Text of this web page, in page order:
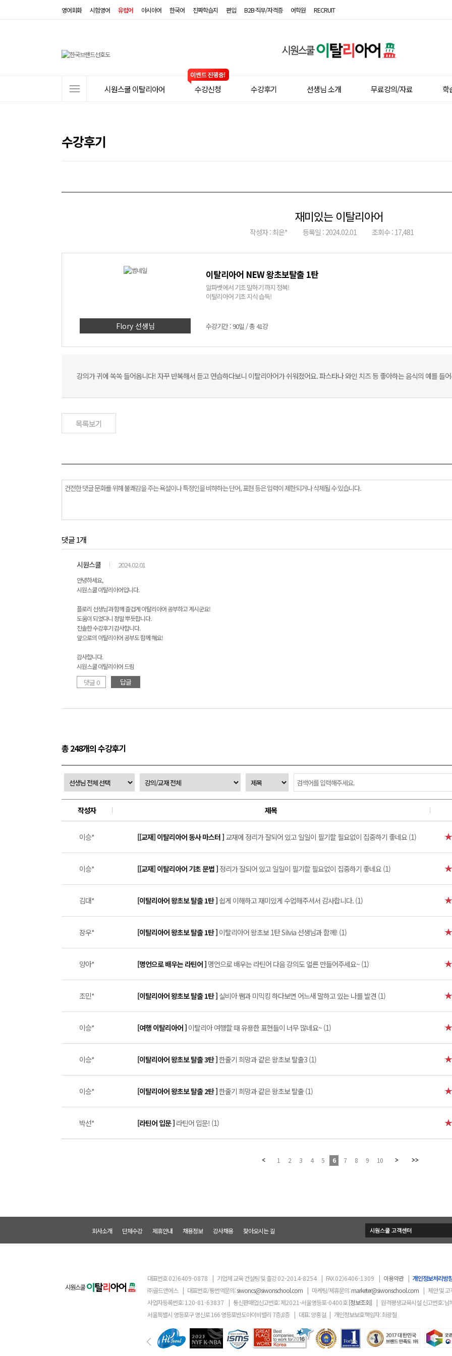
영어회화 시험영어 유럽어 아시아어 한국어 진짜학습지 편입 B2B·직무/자격증 어학원 RECRUIT
원
쿨
뉴
시원스쿨 이탈리아어 수강신청 수강후기 선생님 소개 무료강의/자료 학
수강후기
재미있는 이탈리아어
작성자 : 최은* 등록일 : 2024.02.01 조회수 : 17,481
Flory 선생님
이탈리아어 NEW 왕초보탈출 1탄
알파벳에서 기초 말하기 까지 정복!
이탈리아어 기초 지식 습득!
수강기간 : 90일 / 총 41강
강의가 귀에 쏙쏙 들어옵니다! 자꾸 반복해서 듣고 연습하다보니 이탈리아어가 쉬워졌어요. 파스타나 와인 치즈 등 좋아하는 음식의 예를 들
목록보기
댓글 1개
시원스쿨 2024.02.01
안녕하세요,
시원스쿨 이탈리아어입니다.
플로리 선생님과 함께 즐겁게 이탈리아어 공부하고 계시군요!
도움이 되었다니 정말 뿌듯합니다.
진솔한 수강후기 감사합니다.
앞으로의 이탈리아어 공부도 함께 해요!
감사합니다.
시원스쿨 이탈리아어 드림
댓글 0 답글
총 248개의 수강후기
작성자 제목
이승* [[교재] 이탈리아어 동사 마스터 ] 교재에 정리가 잘되어 있고 일일이 필기할 필요없이 집중하기 좋네요 (1)
이승* [[교재] 이탈리아어 기초 문법 ] 정리가 잘되어 있고 일일이 필기할 필요없이 집중하기 좋네요 (1)
김대* [이탈리아어 왕초보 탈출 1탄 ] 쉽게 이해하고 재미있게 수업해주셔서 감사합니다. (1)
장우* [이탈리아어 왕초보 탈출 1탄 ] 이탈리아어 왕초보 1탄 Silvia 선생님과 함께! (1)
양아* [명언으로 배우는 라틴어 ] 명언으로 배우는 라틴어 다음 강의도 얼른 만들어주세요~ (1)
조민* [이탈리아어 왕초보 탈출 1탄 ] 실비아 쌤과 미믹킹 하다보면 어느새 말하고 있는 나를 발견 (1)
이승* [여행 이탈리아어 ] 이탈리아 여행할 때 유용한 표현들이 너무 많네요~ (1)
이승* [이탈리아어 왕초보 탈출 3탄 ]한줄기 희망과 같은 왕초보 탈출3 (1)
이승* [이탈리아어 왕초보 탈출 2탄 ]한줄기 희망과 같은 왕초보 탈출 (1)
박선* [라틴어 입문 ] 라틴어 입문! (1)
1 2 3 4 5 6 7 8 9 10
회사소개 단체수강 제휴안내 채용정보 강사채용 찾아오시는 길
대표번호02)6409-0878 | 기업체 교육 컨설팅 및 출강02-2014-8254 | FAX02)6406-1309 | 이용약관 | 개인정보처리방
㈜골드앤에스 | 대표번호/통번역문의:siwoncs@siwonschool.com | 마케팅/제휴문의:marketer@siwonschool.com | 제안 및
사업자등록번호:120-81-63837 | 통신판매업신고번호: 제2021-서울영등포-0400호[정보조회] | 원격평생교육시설 신고번호: 남
서울특별시 영등포구 영신로 166 영등포반도아이비밸리 7층,8층 | 대표: 양홍걸 | 개인정보보호책임자: 최광철